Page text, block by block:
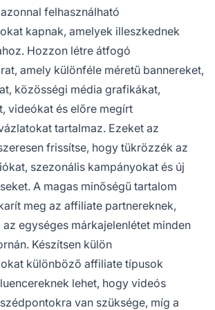
felhasználható
kapnak, amelyek illeszkednek
Hozzon létre átfogó
amely különféle méretű bannereket,
közösségi média grafikákat,
videókat és előre megírt
tartalmaz. Ezeket az
frissítse, hogy tükrözzék az
szezonális kampányokat és új
A magas minőségű tartalom
meg az affiliate partnereknek,
egységes márkajelenlétet minden
Készítsen külön
különböző affiliate típusok
lehet, hogy videós
van szüksége, míg a